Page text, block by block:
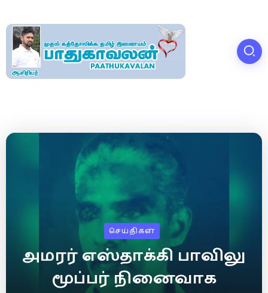
செய்திகள்
அமரர் எஸ்தாக்கி பாவிலு
மூப்பர் நினைவாக